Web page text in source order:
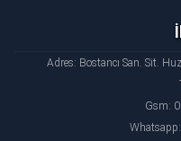
Adres: Bostancı San. Sit.
Gsm: